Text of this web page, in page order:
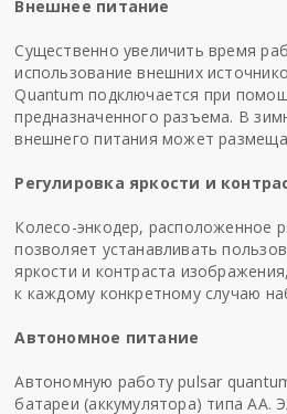
Внешнее питание
Существенно увеличить время
использование внешних
Quantum подключается при
предназначенного разъема. В
внешнего питания может
Регулировка яркости и
Колесо-энкодер, расположенное
позволяет устанавливать
яркости и контраста
к каждому конкретному случаю
Автономное питание
Автономную работуpulsar
батареи (аккумулятора) типа AA.